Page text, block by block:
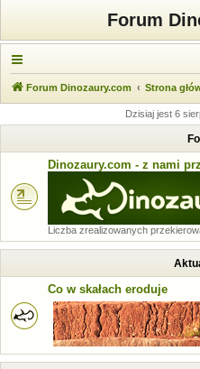
Forum
Forum Dinozaury.com Strona
Dzisiaj jest 6
Dinozaury.com - z nami
Liczba zrealizowanych
Co w skałach eroduje